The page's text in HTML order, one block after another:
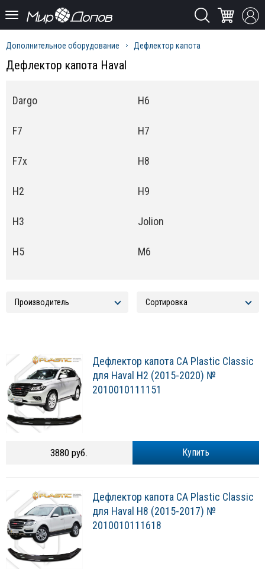
Дополнительное оборудование Дефлектор капота
Дефлектор капота Haval
Dargo
F7
F7x
H2
H3
H5
H6
H7
H8
H9
Jolion
M6
Дефлектор капота CA Plastic Classic
для Haval H2 (2015-2020) №
2010010111151
Купить
3880 руб.
Дефлектор капота CA Plastic Classic
для Haval H8 (2015-2017) №
2010010111618